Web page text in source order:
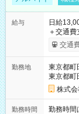
給与
日給
＋交通費支給 ★交通費全額支給！ ┗案件
いOK！
ンビニ
交通
勤務地
東京都町
東京都町
株式
勤務時間
勤務時間